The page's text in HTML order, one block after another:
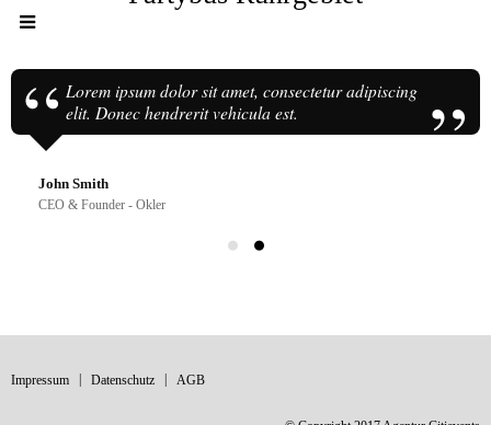
Lorem ipsum dolor sit amet, consectetur adipiscing
elit. Donec hendrerit vehicula est.
John Smith
CEO & Founder - Okler
Impressum Datenschutz AGB